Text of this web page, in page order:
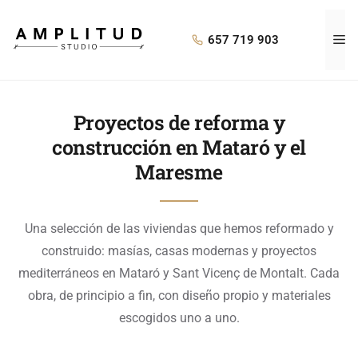
657 719 903
Proyectos de reforma y
construcción en Mataró y el
Maresme
Una selección de las viviendas que hemos reformado y
construido: masías, casas modernas y proyectos
mediterráneos en Mataró y Sant Vicenç de Montalt. Cada
obra, de principio a fin, con diseño propio y materiales
escogidos uno a uno.